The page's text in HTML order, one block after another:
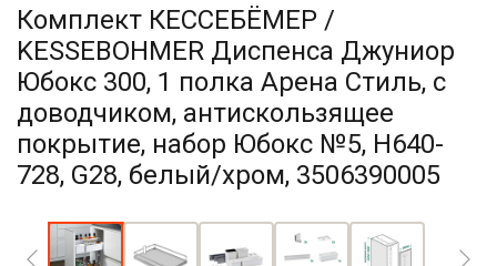
Комплект КЕССЕБЁМЕР /
KESSEBOHMER Диспенса Джуниор
Юбокс 300, 1 полка Арена Стиль, с
доводчиком, антискользящее
покрытие, набор Юбокс №5, H640-
728, G28, белый/хром, 3506390005